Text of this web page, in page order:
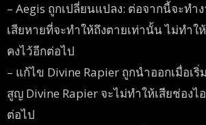
– Aegis ถูกเปลี่ยนแปลง: ต่อจากนี้จะทำ
เสียหายที่จะทำให้ถึงตายเท่านั้น ไม่ทำใ
คงไว้อีกต่อไป
– แก้ไข Divine Rapier ถูกนำออกเมื่อเ
สูญ Divine Rapier จะไม่ทำให้เสียช่องไ
ต่อไป